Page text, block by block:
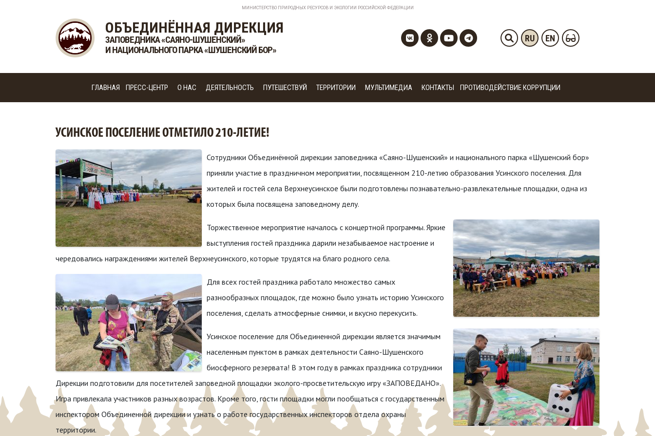
МИНИСТЕРСТВО ПРИРОДНЫХ РЕСУРСОВ И ЭКОЛОГИИ РОССИЙСКОЙ ФЕДЕРАЦИИ
ОБЪЕДИНЁННАЯ ДИРЕКЦИЯ
ЗАПОВЕДНИКА «САЯНО-ШУШЕНСКИЙ»
И НАЦИОНАЛЬНОГО ПАРКА «ШУШЕНСКИЙ БОР»
RU EN
ГЛАВНАЯ ПРЕСС-ЦЕНТР О НАС ДЕЯТЕЛЬНОСТЬ ПУТЕШЕСТВУЙ ТЕРРИТОРИИ МУЛЬТИМЕДИА КОНТАКТЫ ПРОТИВОДЕЙСТВИЕ КОРРУПЦИИ
УСИНСКОЕ ПОСЕЛЕНИЕ ОТМЕТИЛО 210-ЛЕТИЕ!
Сотрудники Объединённой дирекции заповедника «Саяно-Шушенский» и национального парка «Шушенский бор»
приняли участие в праздничном мероприятии, посвященном 210-летию образования Усинского поселения. Для
жителей и гостей села Верхнеусинское были подготовлены познавательно-развлекательные площадки, одна из
которых была посвящена заповедному делу.
Торжественное мероприятие началось с концертной программы. Яркие
выступления гостей праздника дарили незабываемое настроение и
чередовались награждениями жителей Верхнеусинского, которые трудятся на благо родного села.
Для всех гостей праздника работало множество самых
разнообразных площадок, где можно было узнать историю Усинского
поселения, сделать атмосферные снимки, и вкусно перекусить.
Усинское поселение для Объединенной дирекции является значимым
населенным пунктом в рамках деятельности Саяно-Шушенского
биосферного резервата! В этом году в рамках праздника сотрудники
Дирекции подготовили для посетителей заповедной площадки эколого-просветительскую игру «ЗАПОВЕДАНО».
Игра привлекала участников разных возрастов. Кроме того, гости площадки могли пообщаться с государственным
инспектором Объединенной дирекции и узнать о работе государственных инспекторов отдела охраны
территории.